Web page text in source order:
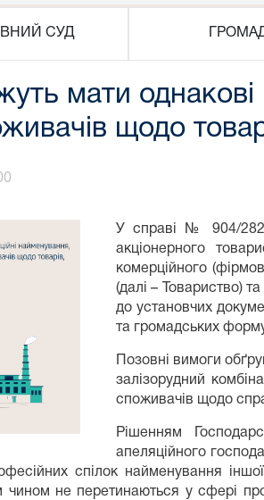
СУД
мати однакові
щодо
У справі № 904/
акціонерного
комерційного
(далі – Товариство)
до установчих
та громадських
Позовні вимоги
залізорудний
споживачів щодо
Рішенням
апеляційного
спілок найменування
чином не перетинаються у сфері